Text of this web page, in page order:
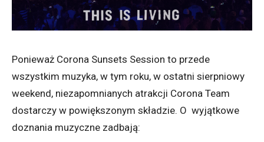
Ponieważ Corona Sunsets Session to przede
wszystkim muzyka, w tym roku, w ostatni sierpniowy
weekend, niezapomnianych atrakcji Corona Team
dostarczy w powiększonym składzie. O wyjątkowe
doznania muzyczne zadbają: